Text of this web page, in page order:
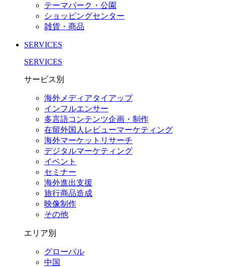
テーマパーク・公園
ショッピングセンター
雑貨・商品
SERVICES
SERVICES
サービス別
海外メディアタイアップ
インフルエンサー
多言語コンテンツ企画・制作
在留外国⼈レビューマーケティング
海外マーケットリサーチ
デジタルマーケティング
イベント
セミナー
海外進出支援
旅行商品造成
映像制作
その他
エリア別
グローバル
中国